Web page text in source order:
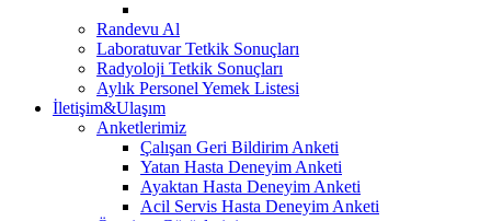
Randevu Al
Laboratuvar Tetkik Sonuçları
Radyoloji Tetkik Sonuçları
Aylık Personel Yemek Listesi
İletişim&Ulaşım
Anketlerimiz
Çalışan Geri Bildirim Anketi
Yatan Hasta Deneyim Anketi
Ayaktan Hasta Deneyim Anketi
Acil Servis Hasta Deneyim Anketi